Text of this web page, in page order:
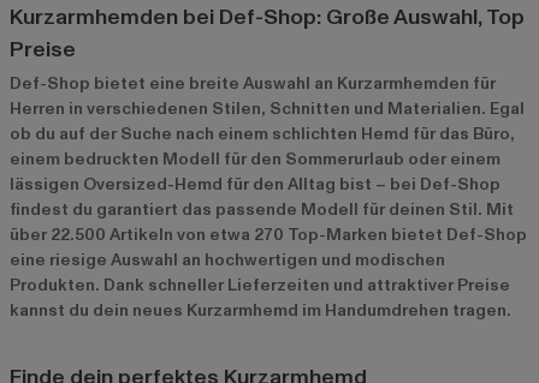
Kurzarmhemden bei Def-Shop: Große Auswahl, Top
Preise
Def-Shop bietet eine breite Auswahl an Kurzarmhemden für
Herren in verschiedenen Stilen, Schnitten und Materialien. Egal
ob du auf der Suche nach einem schlichten Hemd für das Büro,
einem bedruckten Modell für den Sommerurlaub oder einem
lässigen Oversized-Hemd für den Alltag bist – bei Def-Shop
findest du garantiert das passende Modell für deinen Stil. Mit
über 22.500 Artikeln von etwa 270 Top-Marken bietet Def-Shop
eine riesige Auswahl an hochwertigen und modischen
Produkten. Dank schneller Lieferzeiten und attraktiver Preise
kannst du dein neues Kurzarmhemd im Handumdrehen tragen.